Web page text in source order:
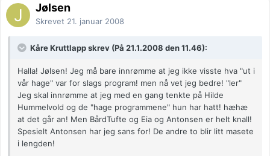
Jølsen
Skrevet 21. januar 2008
Kåre Kruttlapp skrev (På 21.1.2008 den 11.46):
Halla! Jølsen! Jeg må bare innrømme at jeg ikke visste hva "ut i
vår hage" var for slags program! men nå vet jeg bedre! "ler"
Jeg skal innrømme at jeg med en gang tenkte på Hilde
Hummelvold og de "hage programmene" hun har hatt! hæhæ
at det går an! Men BårdTufte og Eia og Antonsen er helt knall!
Spesielt Antonsen har jeg sans for! De andre to blir litt masete
i lengden!